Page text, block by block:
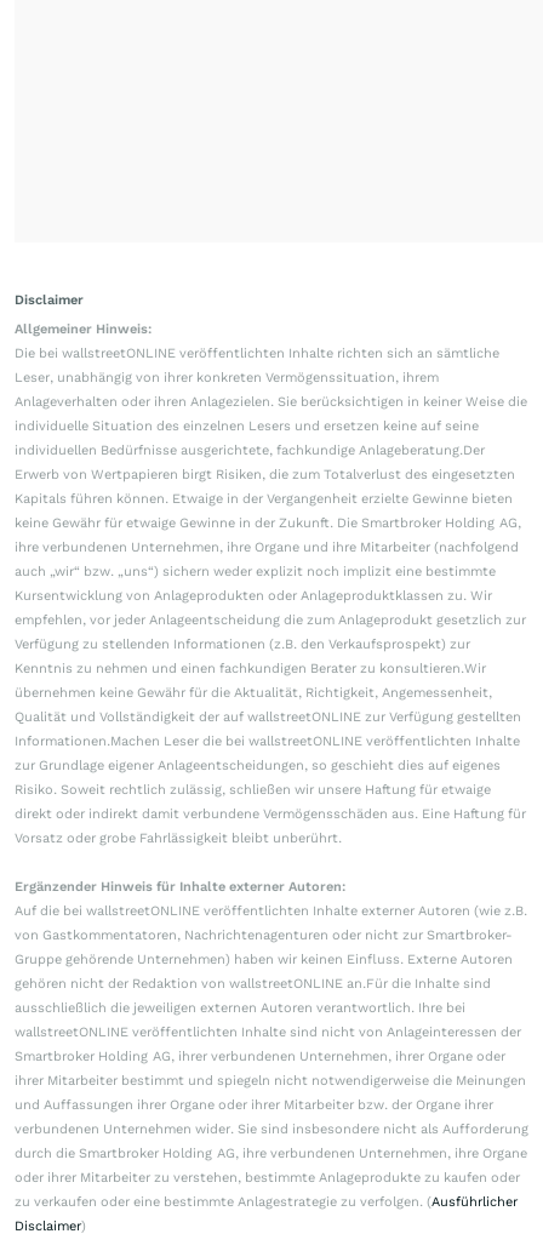
Disclaimer
Allgemeiner Hinweis:
Die bei wallstreetONLINE veröffentlichten Inhalte richten sich an sämtliche
Leser, unabhängig von ihrer konkreten Vermögenssituation, ihrem
Anlageverhalten oder ihren Anlagezielen. Sie berücksichtigen in keiner Weise die
individuelle Situation des einzelnen Lesers und ersetzen keine auf seine
individuellen Bedürfnisse ausgerichtete, fachkundige Anlageberatung.Der
Erwerb von Wertpapieren birgt Risiken, die zum Totalverlust des eingesetzten
Kapitals führen können. Etwaige in der Vergangenheit erzielte Gewinne bieten
keine Gewähr für etwaige Gewinne in der Zukunft. Die Smartbroker Holding AG,
ihre verbundenen Unternehmen, ihre Organe und ihre Mitarbeiter (nachfolgend
auch „wir“ bzw. „uns“) sichern weder explizit noch implizit eine bestimmte
Kursentwicklung von Anlageprodukten oder Anlageproduktklassen zu. Wir
empfehlen, vor jeder Anlageentscheidung die zum Anlageprodukt gesetzlich zur
Verfügung zu stellenden Informationen (z.B. den Verkaufsprospekt) zur
Kenntnis zu nehmen und einen fachkundigen Berater zu konsultieren.Wir
übernehmen keine Gewähr für die Aktualität, Richtigkeit, Angemessenheit,
Qualität und Vollständigkeit der auf wallstreetONLINE zur Verfügung gestellten
Informationen.Machen Leser die bei wallstreetONLINE veröffentlichten Inhalte
zur Grundlage eigener Anlageentscheidungen, so geschieht dies auf eigenes
Risiko. Soweit rechtlich zulässig, schließen wir unsere Haftung für etwaige
direkt oder indirekt damit verbundene Vermögensschäden aus. Eine Haftung für
Vorsatz oder grobe Fahrlässigkeit bleibt unberührt.
Ergänzender Hinweis für Inhalte externer Autoren:
Auf die bei wallstreetONLINE veröffentlichten Inhalte externer Autoren (wie z.B.
von Gastkommentatoren, Nachrichtenagenturen oder nicht zur Smartbroker-
Gruppe gehörende Unternehmen) haben wir keinen Einfluss. Externe Autoren
gehören nicht der Redaktion von wallstreetONLINE an.Für die Inhalte sind
ausschließlich die jeweiligen externen Autoren verantwortlich. Ihre bei
wallstreetONLINE veröffentlichten Inhalte sind nicht von Anlageinteressen der
Smartbroker Holding AG, ihrer verbundenen Unternehmen, ihrer Organe oder
ihrer Mitarbeiter bestimmt und spiegeln nicht notwendigerweise die Meinungen
und Auffassungen ihrer Organe oder ihrer Mitarbeiter bzw. der Organe ihrer
verbundenen Unternehmen wider. Sie sind insbesondere nicht als Aufforderung
durch die Smartbroker Holding AG, ihre verbundenen Unternehmen, ihre Organe
oder ihrer Mitarbeiter zu verstehen, bestimmte Anlageprodukte zu kaufen oder
zu verkaufen oder eine bestimmte Anlagestrategie zu verfolgen. (Ausführlicher
Disclaimer)